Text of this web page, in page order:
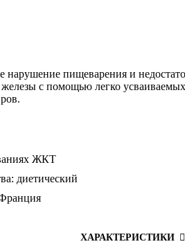
пищеварения и
с помощью легко усваиваемых
ЖКТ
диетический
ХАРАКТЕРИСТИКИ